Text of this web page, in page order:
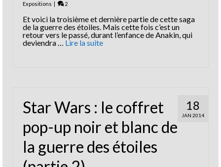
Expositions | 2
Et voici la troisième et dernière partie de cette saga
de la guerre des étoiles. Mais cette fois c’est un
retour vers le passé, durant l’enfance de Anakin, qui
deviendra … Lire la suite
18
JAN 2014
Star Wars : le coffret
pop-up noir et blanc de
la guerre des étoiles